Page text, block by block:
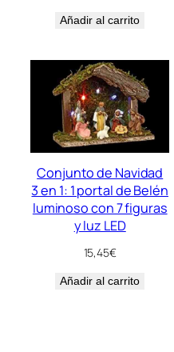
Añadir al carrito
Conjunto de Navidad
3 en 1: 1 portal de Belén
luminoso con 7 figuras
y luz LED
15,45€
Añadir al carrito